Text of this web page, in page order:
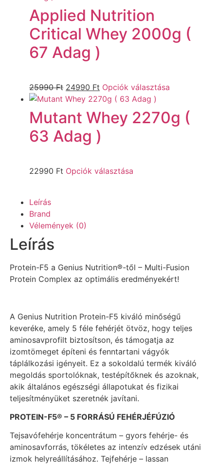
Applied Nutrition
Critical Whey 2000g (
67 Adag )
25990Ft 24990 Ft Opciók választása
Mutant Whey 2270g (
63 Adag )
22990 Ft Opciók választása
Leírás
Brand
Vélemények (0)
Leírás
Protein-F5 a Genius Nutrition®-től – Multi-Fusion
Protein Complex az optimális eredményekért!
A Genius Nutrition Protein-F5 kiváló minőségű
keveréke, amely 5 féle fehérjét ötvöz, hogy teljes
aminosavprofilt biztosítson, és támogatja az
izomtömeget építeni és fenntartani vágyók
táplálkozási igényeit. Ez a sokoldalú termék kiváló
megoldás sportolóknak, testépítőknek és azoknak,
akik általános egészségi állapotukat és fizikai
teljesítményüket szeretnék javítani.
PROTEIN-F5® – 5 FORRÁSÚ FEHÉRJÉFÚZIÓ
Tejsavófehérje koncentrátum – gyors fehérje- és
aminosavforrás, tökéletes az intenzív edzések utáni
izmok helyreállításához. Tejfehérje – lassan